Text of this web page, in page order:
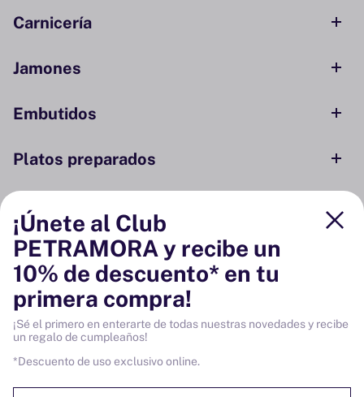
Carnicería
Jamones
Embutidos
Platos preparados
Conservas y ahumados
Despensa
Bodega
Vinos
¡Únete al Club
PETRAMORA y recibe un
10% de descuento* en tu
primera compra!
¡Sé el primero en enterarte de todas nuestras novedades y recibe
un regalo de cumpleaños!
*Descuento de uso exclusivo online.